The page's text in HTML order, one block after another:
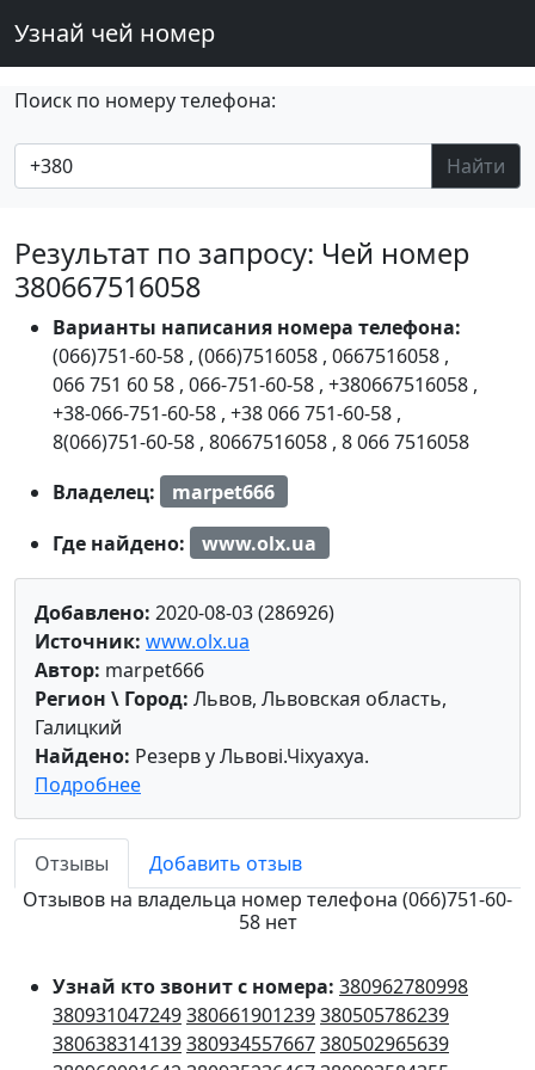
Узнай чей номер
Поиск по номеру телефона:
Найти
Результат по запросу: Чей номер
380667516058
Варианты написания номера телефона:
(066)751-60-58 , (066)7516058 , 0667516058 ,
066 751 60 58 , 066-751-60-58 , +380667516058 ,
+38-066-751-60-58 , +38 066 751-60-58 ,
8(066)751-60-58 , 80667516058 , 8 066 7516058
Владелец:
marpet666
Где найдено:
www.olx.ua
Добавлено: 2020-08-03 (286926)
Источник: www.olx.ua
Автор: marpet666
Регион \ Город: Львов, Львовская область,
Галицкий
Найдено: Резерв у Львові.Чіхуахуа.
Подробнее
Отзывы
Добавить отзыв
Отзывов на владельца номер телефона (066)751-60-
58 нет
Узнай кто звонит с номера: 380962780998
380931047249380661901239380505786239
380638314139380934557667380502965639